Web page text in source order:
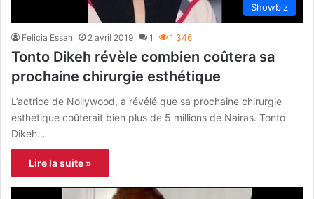
Showbiz
Felicia Essan 2 avril 2019 1 1 346
Tonto Dikeh révèle combien coûtera sa
prochaine chirurgie esthétique
L’actrice de Nollywood, a révélé que sa prochaine chirurgie
esthétique coûterait bien plus de 5 millions de Nairas. Tonto
Dikeh…
Lire la suite »